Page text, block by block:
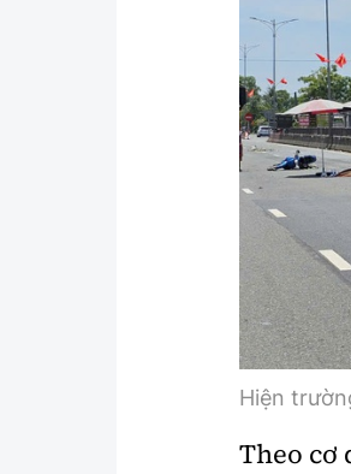
Lao động - Công đoàn
Thời sự Quốc tế
Thế giới giao thông
Thế giới xây dựng
Hiện
Theo cơ